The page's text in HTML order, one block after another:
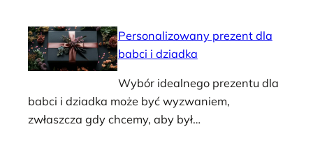
Personalizowany prezent dla
babci i dziadka
Wybór idealnego prezentu dla
babci i dziadka może być wyzwaniem,
zwłaszcza gdy chcemy, aby był…